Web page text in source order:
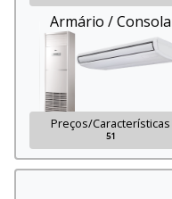
Armário / Consola
Preços/Características
51